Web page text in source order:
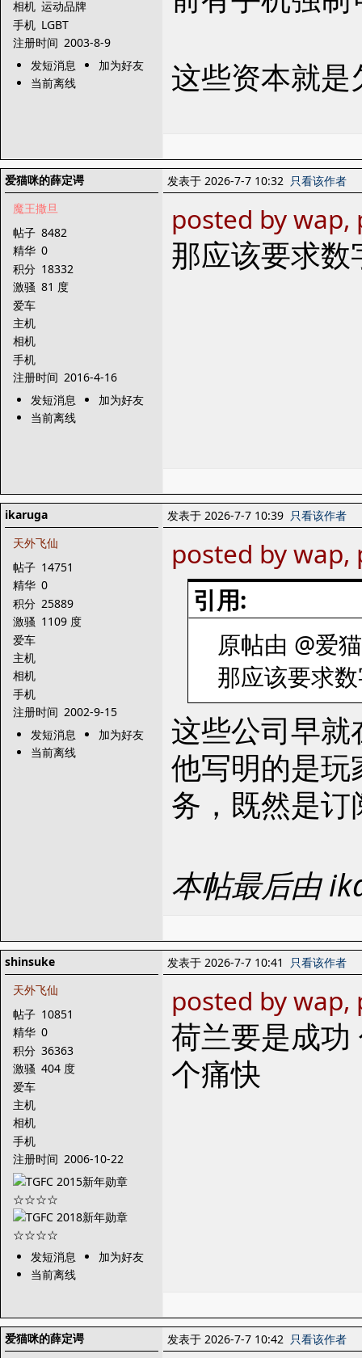
相机 运动品牌
手机 LGBT
注册时间 2003-8-9
发短消息
加为好友
当前离线
这些资本就是
爱猫咪的薛定谔
魔王撒旦
帖子 8482
精华 0
积分 18332
激骚 81 度
爱车
主机
相机
手机
注册时间 2016-4-16
发短消息
加为好友
当前离线
发表于 2026-7-7 10:32 只看该作者
posted by
那应该要求
ikaruga
天外飞仙
帖子 14751
精华 0
积分 25889
激骚 1109 度
爱车
主机
相机
手机
注册时间 2002-9-15
发短消息
加为好友
当前离线
发表于 2026-7-7 10:39 只看该作者
posted by
引用:
原帖由 @爱
那应该要求
这些公司早
他写明的是
务，既然是
本帖最后由
shinsuke
天外飞仙
帖子 10851
精华 0
积分 36363
激骚 404 度
爱车
主机
相机
手机
注册时间 2006-10-22
发短消息
加为好友
当前离线
发表于 2026-7-7 10:41 只看该作者
posted by
荷兰要是成
个痛快
爱猫咪的薛定谔
发表于 2026-7-7 10:42 只看该作者